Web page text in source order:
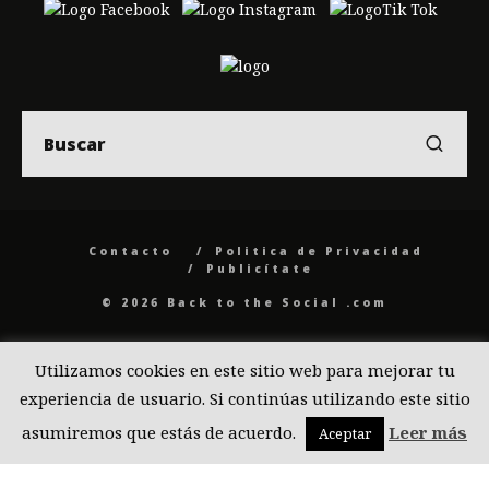
Contacto
Politica de Privacidad
Publicítate
© 2026 Back to the Social .com
Utilizamos cookies en este sitio web para mejorar tu
experiencia de usuario. Si continúas utilizando este sitio
asumiremos que estás de acuerdo.
Aceptar Leer más